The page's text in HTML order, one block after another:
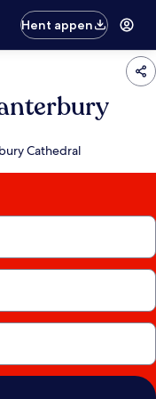
Hent appen
Cathedral